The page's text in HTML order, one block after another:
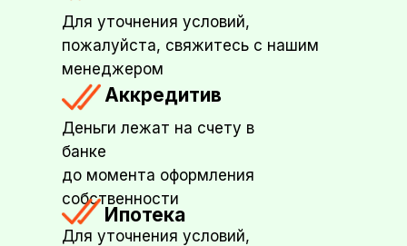
Для уточнения условий,
пожалуйста, свяжитесь с нашим
менеджером
Аккредитив
Деньги лежат на счету в
банке
до момента оформления
собственности
Ипотека
Для уточнения условий,